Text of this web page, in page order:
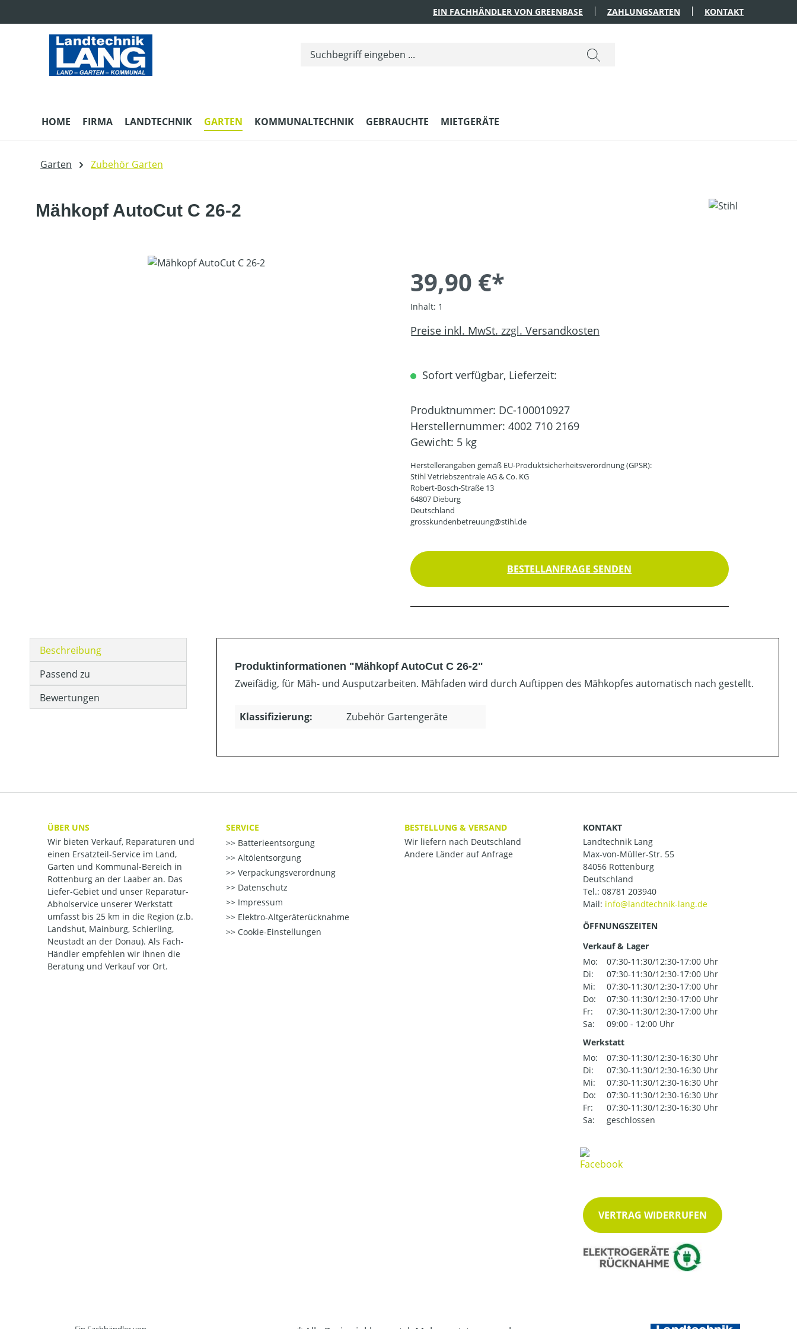
EIN FACHHÄNDLER VON GREENBASE ZAHLUNGSARTEN KONTAKT
HOME FIRMA LANDTECHNIK GARTEN KOMMUNALTECHNIK GEBRAUCHTE MIETGERÄTE
Garten Zubehör Garten
Mähkopf AutoCut C 26-2
39,90 €*
Inhalt: 1
Preise inkl. MwSt. zzgl. Versandkosten
Sofort verfügbar, Lieferzeit:
Produktnummer: DC-100010927
Herstellernummer: 4002 710 2169
Gewicht: 5 kg
Herstellerangaben gemäß EU-Produktsicherheitsverordnung (GPSR):
Stihl Vetriebszentrale AG & Co. KG
Robert-Bosch-Straße 13
64807 Dieburg
Deutschland
grosskundenbetreuung@stihl.de
BESTELLANFRAGE SENDEN
Beschreibung
Passend zu
Bewertungen
Produktinformationen "Mähkopf AutoCut C 26-2"
Zweifädig, für Mäh- und Ausputzarbeiten. Mähfaden wird durch Auftippen des Mähkopfes automatisch nach gestellt.
Klassifizierung: Zubehör Gartengeräte
ÜBER UNS
Wir bieten Verkauf, Reparaturen und
einen Ersatzteil-Service im Land,
Garten und Kommunal-Bereich in
Rottenburg an der Laaber an. Das
Liefer-Gebiet und unser Reparatur-
Abholservice unserer Werkstatt
umfasst bis 25 km in die Region (z.b.
Landshut, Mainburg, Schierling,
Neustadt an der Donau). Als Fach-
Händler empfehlen wir ihnen die
Beratung und Verkauf vor Ort.
SERVICE
Batterieentsorgung
Altölentsorgung
Verpackungsverordnung
Datenschutz
Impressum
Elektro-Altgeräterücknahme
Cookie-Einstellungen
BESTELLUNG & VERSAND
Wir liefern nach Deutschland
Andere Länder auf Anfrage
KONTAKT
Landtechnik Lang
Max-von-Müller-Str. 55
84056 Rottenburg
Deutschland
Tel.: 08781 203940
Mail:
ÖFFNUNGSZEITEN
Verkauf & Lager
Mo:
07:30-11:30/12:30-17:00 Uhr
Di:
07:30-11:30/12:30-17:00 Uhr
Mi:
07:30-11:30/12:30-17:00 Uhr
Do:
07:30-11:30/12:30-17:00 Uhr
Fr:
07:30-11:30/12:30-17:00 Uhr
Sa:
09:00 - 12:00 Uhr
Werkstatt
Mo:
07:30-11:30/12:30-16:30 Uhr
Di:
07:30-11:30/12:30-16:30 Uhr
Mi:
07:30-11:30/12:30-16:30 Uhr
Do:
07:30-11:30/12:30-16:30 Uhr
Fr:
07:30-11:30/12:30-16:30 Uhr
Sa:
geschlossen
VERTRAG WIDERRUFEN